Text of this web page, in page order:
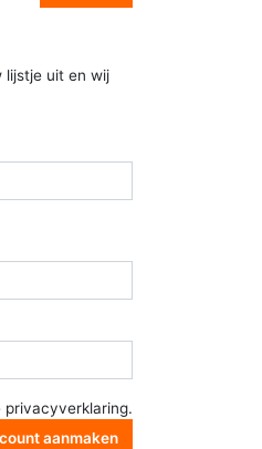
lijstje uit en wij
privacyverklaring.
aanmaken